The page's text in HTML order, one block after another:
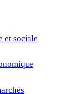
et sociale